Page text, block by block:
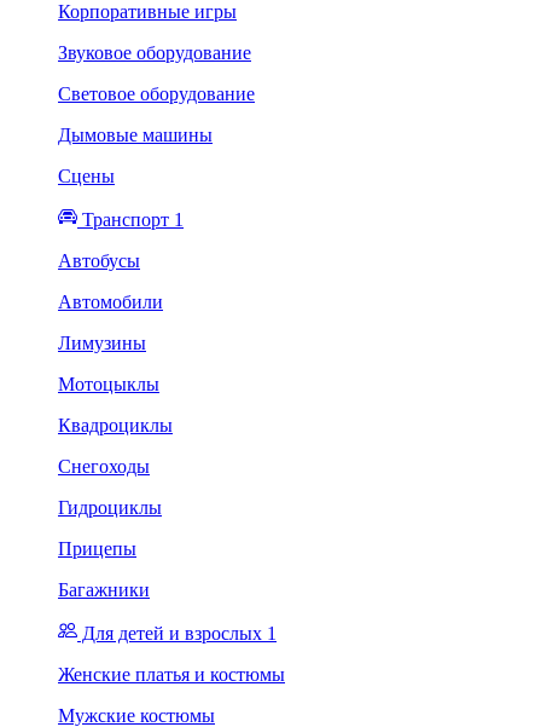
Корпоративные игры
Звуковое оборудование
Световое оборудование
Дымовые машины
Сцены
Транспорт 1
Автобусы
Автомобили
Лимузины
Мотоцыклы
Квадроциклы
Снегоходы
Гидроциклы
Прицепы
Багажники
Для детей и взрослых 1
Женские платья и костюмы
Мужские костюмы